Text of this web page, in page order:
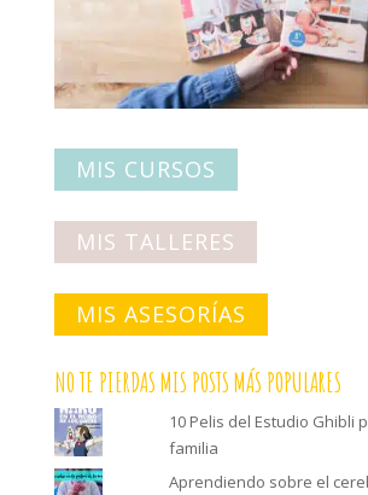
MIS CURSOS
MIS TALLERES
MIS ASESORÍAS
NO TE PIERDAS MIS POSTS MÁS POPULARES
10 Pelis del Estudio Ghibli
familia
Aprendiendo sobre el